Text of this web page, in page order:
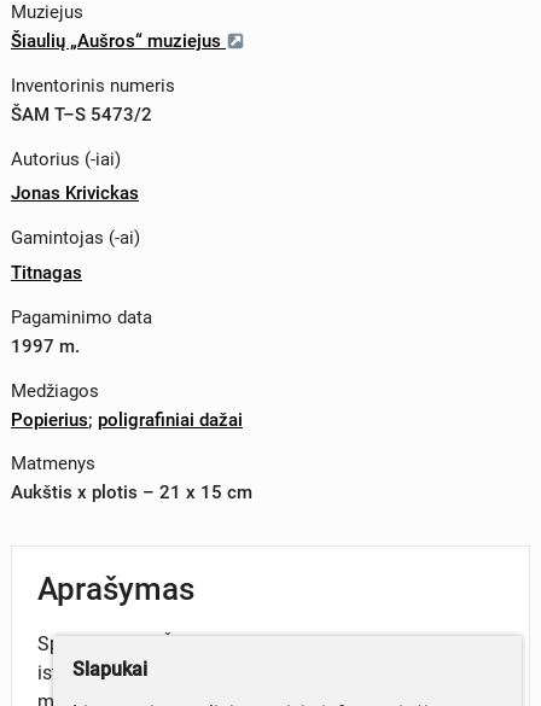
Muziejus
Šiaulių „Aušros“ muziejus
Inventorinis numeris
ŠAM T–S 5473/2
Autorius (-iai)
Jonas Krivickas
Gamintojas (-ai)
Titnagas
Pagaminimo data
1997 m.
Medžiagos
Popierius; poligrafiniai dažai
Matmenys
Aukštis x plotis – 21 x 15 cm
Aprašymas
Spausdinama Šiaulių J. Janonio vidurinės mokyklos
istorija 1991-1996. Tai metai apie turtingą ir įdomų
Slapukai